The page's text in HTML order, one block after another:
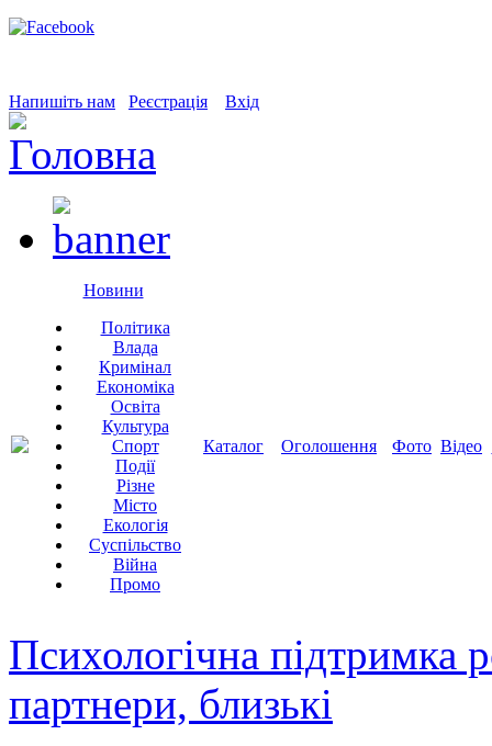
Напишіть нам Реєстрація Вхід
Новини
Політика
Влада
Кримінал
Економіка
Освіта
Культура
Спорт
Події
Різне
Місто
Екологія
Суспільство
Війна
Промо
Каталог Оголошення Фото Відео
Психологічна підтримка
партнери, близькі